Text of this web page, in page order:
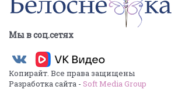
Мы в соц.сетях
Копирайт. Все права защищены
Разработка сайта - Soft Media Group